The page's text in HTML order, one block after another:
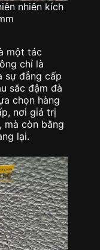
nhiên kích
một tác
chỉ là
sự đẳng cấp
sắc đậm đà
chọn hàng
nơi giá trị
mà còn bằng
lại.